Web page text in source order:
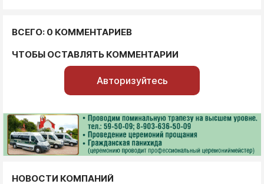
ВСЕГО: 0 КОММЕНТАРИЕВ
ЧТОБЫ ОСТАВЛЯТЬ КОММЕНТАРИИ
Авторизуйтесь
НОВОСТИ КОМПАНИЙ